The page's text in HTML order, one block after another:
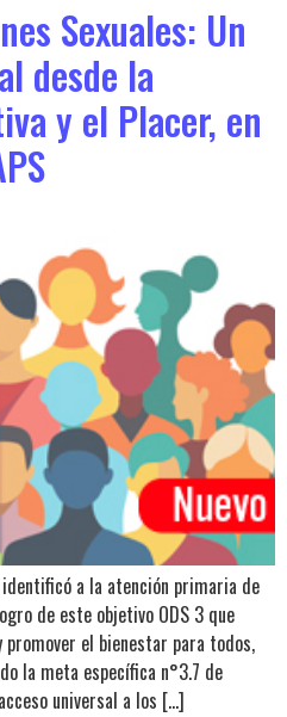
Sexuales: Un
desde la
y el Placer, en
a la atención primaria de
de este objetivo ODS 3 que
promover el bienestar para todos,
la meta específica n°3.7 de
universal a los […]